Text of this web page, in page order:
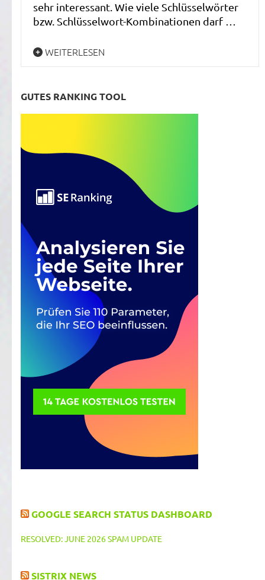
sehr interessant. Wie viele Schlüsselwörter
bzw. Schlüsselwort-Kombinationen darf …
WEITERLESEN
GUTES RANKING TOOL
GOOGLE SEARCH STATUS DASHBOARD
RESOLVED: JUNE 2026 SPAM UPDATE
SISTRIX NEWS